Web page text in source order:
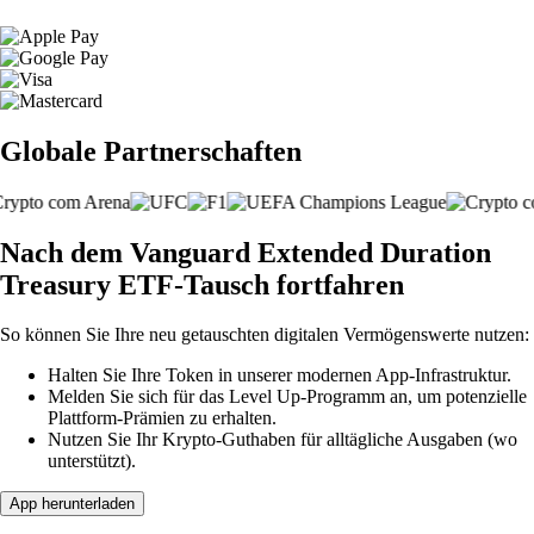
Globale Partnerschaften
Nach dem Vanguard Extended Duration
Treasury ETF-Tausch fortfahren
So können Sie Ihre neu getauschten digitalen Vermögenswerte nutzen:
Halten Sie Ihre Token in unserer modernen App-Infrastruktur.
Melden Sie sich für das Level Up-Programm an, um potenzielle
Plattform-Prämien zu erhalten.
Nutzen Sie Ihr Krypto-Guthaben für alltägliche Ausgaben (wo
unterstützt).
App herunterladen